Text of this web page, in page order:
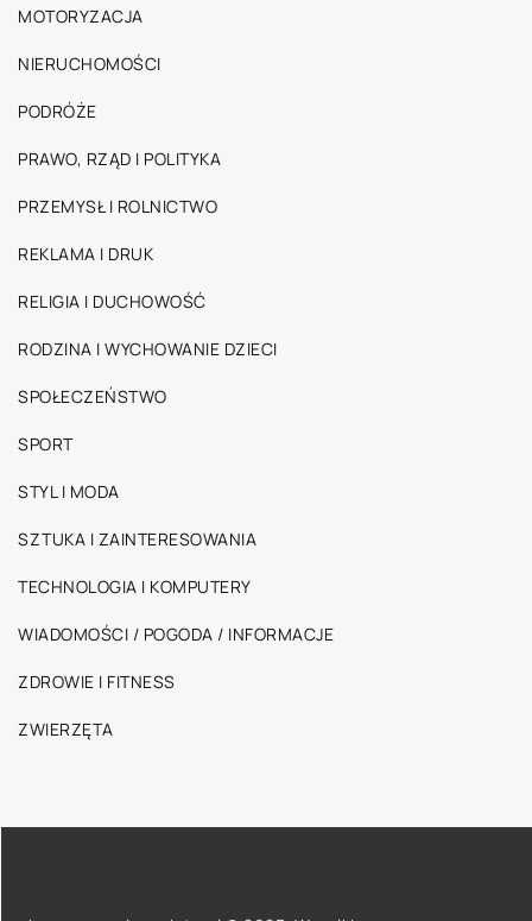
MOTORYZACJA
NIERUCHOMOŚCI
PODRÓŻE
PRAWO, RZĄD I POLITYKA
PRZEMYSŁ I ROLNICTWO
REKLAMA I DRUK
RELIGIA I DUCHOWOŚĆ
RODZINA I WYCHOWANIE DZIECI
SPOŁECZEŃSTWO
SPORT
STYL I MODA
SZTUKA I ZAINTERESOWANIA
TECHNOLOGIA I KOMPUTERY
WIADOMOŚCI / POGODA / INFORMACJE
ZDROWIE I FITNESS
ZWIERZĘTA